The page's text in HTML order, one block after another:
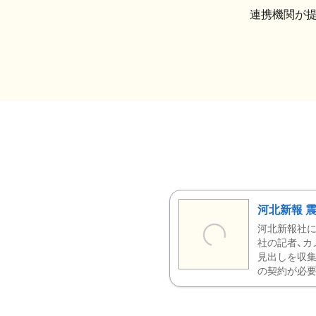
連携機関が
河北新報
河北新報社
社の記者、
見出しを収
の契約が必要